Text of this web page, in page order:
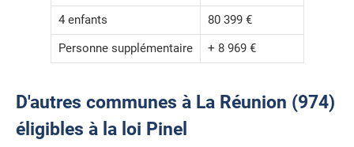
4 enfants
80 399 €
Personne supplémentaire
+ 8 969 €
D'autres communes à La Réunion (974)
éligibles à la loi Pinel